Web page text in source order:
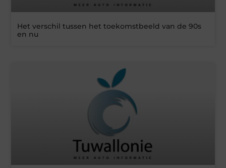
Het verschil tussen het toekomstbeeld van de 90s
en nu